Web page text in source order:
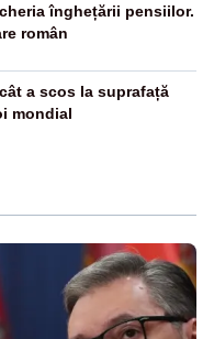
înghețării pensiilor.
român
a scos la suprafață
mondial